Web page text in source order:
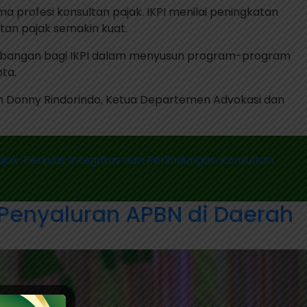
profesi konsultan pajak. IKPI menilai peningkatan
pajak semakin kuat.
bagi IKPI dalam menyusun program-program
Rindorindo, Ketua Departemen Advokasi dan
, Perkuat Integritas dan Perlindungan Konsultan
APBN di Daerah